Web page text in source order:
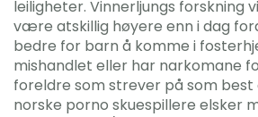
leiligheter. Vinnerljungs forskning
være atskillig høyere enn i dag
bedre for barn å komme i
mishandlet eller har narkomane
foreldre som strever på som
norske porno skuespillere elsker